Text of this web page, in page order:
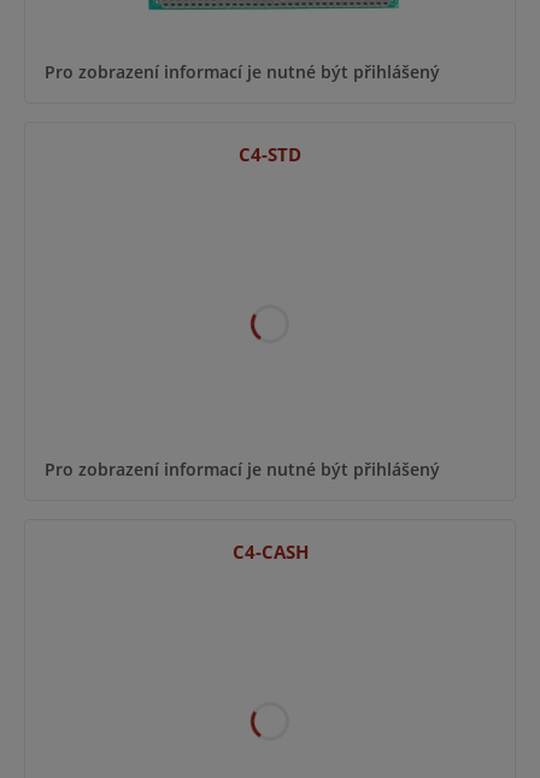
Pro zobrazení informací je nutné být přihlášený
C4-STD
Pro zobrazení informací je nutné být přihlášený
C4-CASH